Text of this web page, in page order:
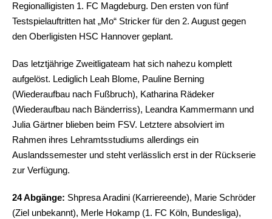
Regionalligisten 1. FC Magdeburg. Den ersten von fünf
Testspielauftritten hat „Mo“ Stricker für den 2. August gegen
den Oberligisten HSC Hannover geplant.
Das letztjährige Zweitligateam hat sich nahezu komplett
aufgelöst. Lediglich Leah Blome, Pauline Berning
(Wiederaufbau nach Fußbruch), Katharina Rädeker
(Wiederaufbau nach Bänderriss), Leandra Kammermann und
Julia Gärtner blieben beim FSV. Letztere absolviert im
Rahmen ihres Lehramtsstudiums allerdings ein
Auslandssemester und steht verlässlich erst in der Rückserie
zur Verfügung.
24 Abgänge: Shpresa Aradini (Karriereende), Marie Schröder
(Ziel unbekannt), Merle Hokamp (1. FC Köln, Bundesliga),